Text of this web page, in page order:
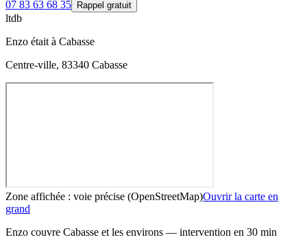
07 83 63 68 35 Rappel gratuit
ltdb
Enzo était à Cabasse
Centre-ville, 83340 Cabasse
Zone affichée : voie précise (OpenStreetMap)Ouvrir la carte en
grand
Enzo couvre Cabasse et les environs — intervention en 30 min